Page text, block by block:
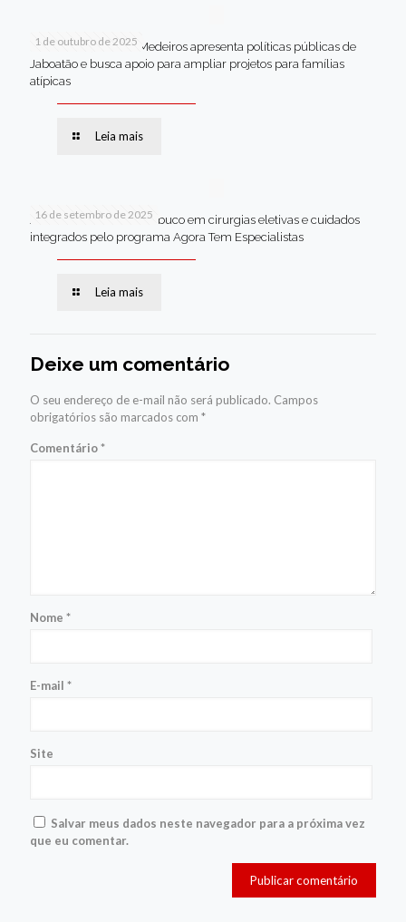
1 de outubro de 2025
Em Brasília, Andréa Medeiros apresenta políticas públicas de
Jaboatão e busca apoio para ampliar projetos para famílias
atípicas
Leia mais
16 de setembro de 2025
Jaboatão lidera Pernambuco em cirurgias eletivas e cuidados
integrados pelo programa Agora Tem Especialistas
Leia mais
Deixe um comentário
O seu endereço de e-mail não será publicado. Campos
obrigatórios são marcados com *
Comentário*
Nome *
E-mail *
Site
Salvar meus dados neste navegador para a próxima vez
que eu comentar.